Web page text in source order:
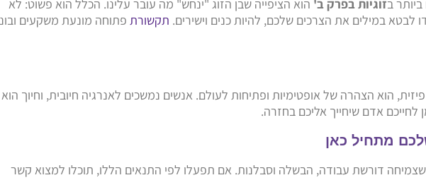
בזוגיות בפרק ב' הוא הציפייה שבן הזוג "ינחש" מה עובר עלינו. הכלל הוא פשוט: לא
במילים את הצרכים שלכם, להיות כנים וישירים. תקשורת פתוחה מונעת משקעים
הוא הצהרה של אופטימיות ופתיחות לעולם. אנשים נמשכים לאנרגיה חיובית, וחיוך הוא
לחייכם אדם שיחייך אליכם בחזרה.
מתחיל כאן
שצמיחה דורשת עבודה, הבשלה וסבלנות. אם תפעלו לפי התנאים הללו, תוכלו למצוא קשר